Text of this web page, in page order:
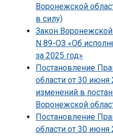
Воронежской
в силу)
Закон Воронежской
N 89-ОЗ «Об
за 2025 год»
Постановление
области от 30 июня
изменений в
Воронежской
Постановление
области от 30 июня